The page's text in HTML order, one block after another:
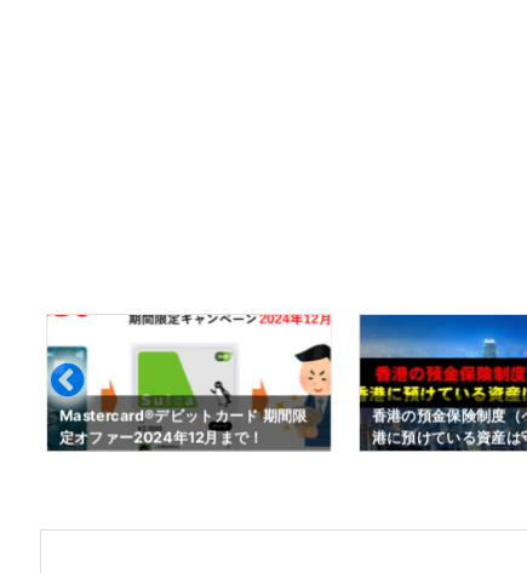
Mastercard®デビットカード 期間限
定オファー2024年12月まで！
香港の預金保険制度（
港に預けている資産は